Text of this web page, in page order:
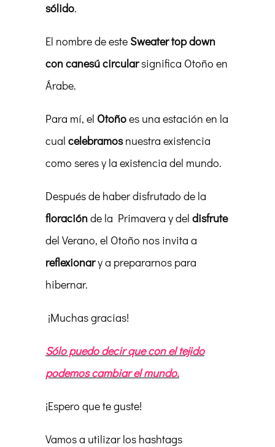
sólido.
El nombre de esteSweater top down
con canesú circularsignifica Otoño en
Árabe.
Para mí, el Otoñoes una estación en la
cual celebramosnuestra existencia
como seres y la existencia del mundo.
Después de haber disfrutado de la
floraciónde la Primavera y del disfrute
del Verano, el Otoño nos invita a
reflexionary a prepararnos para
hibernar.
¡Muchas gracias!
Sólo puedo decir que con el tejido
podemos cambiar el mundo.
¡Espero que te guste!
Vamos a utilizar los hashtags